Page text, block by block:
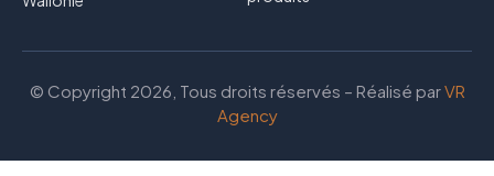
© Copyright 2026, Tous droits réservés – Réalisé parVR
Agency